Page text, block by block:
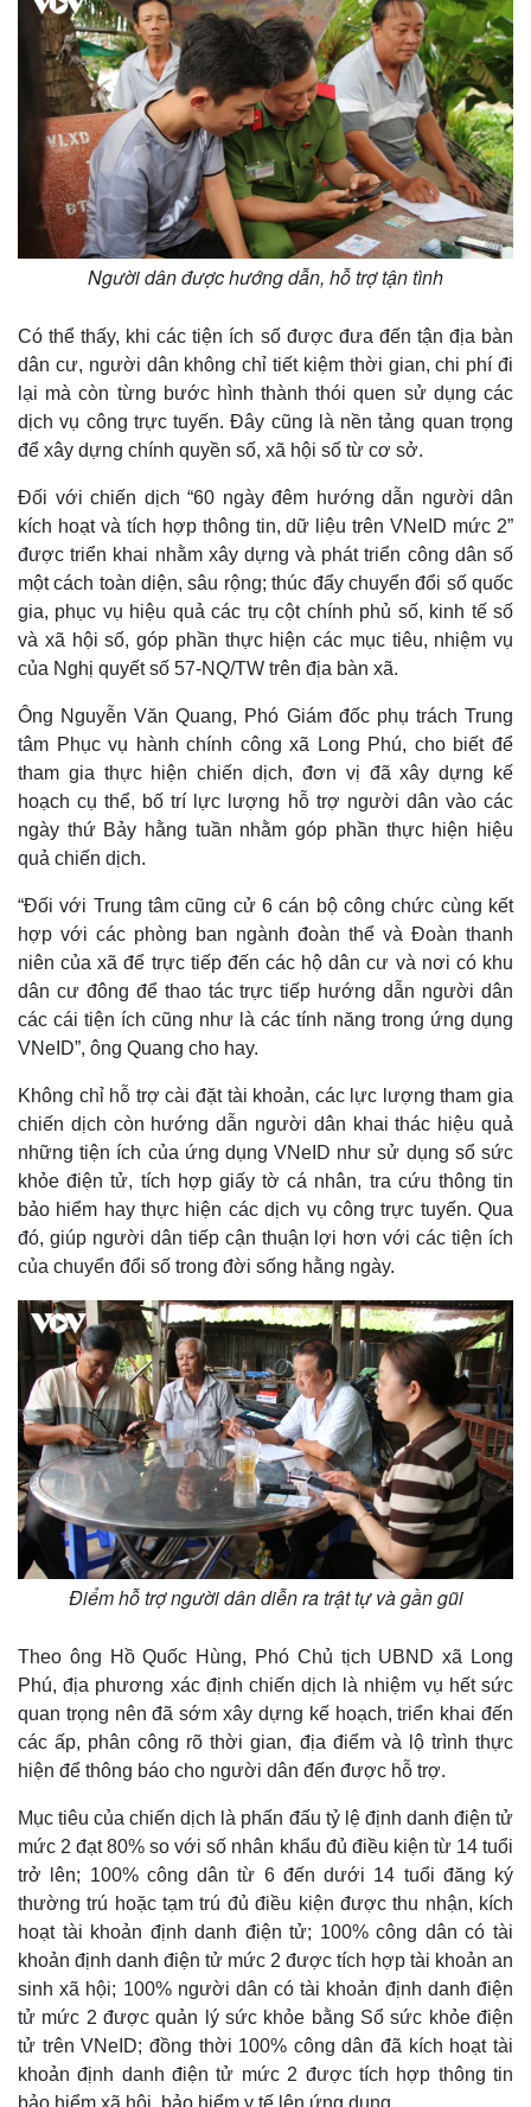
Kinh tế
Bất động sản
Khởi nghiệp
Thị trường
Giá vàng
Tiêu dùng
Tỷ giá
Chứng khoán
Giá cà phê
Người dân được hướng dẫn, hỗ trợ tận tình
Có thể thấy, khi các tiện ích số được đưa đến tận địa bàn
dân cư, người dân không chỉ tiết kiệm thời gian, chi phí đi
lại mà còn từng bước hình thành thói quen sử dụng các
dịch vụ công trực tuyến. Đây cũng là nền tảng quan trọng
để xây dựng chính quyền số, xã hội số từ cơ sở.
Đối với chiến dịch “60 ngày đêm hướng dẫn người dân
kích hoạt và tích hợp thông tin, dữ liệu trên VNeID mức 2”
được triển khai nhằm xây dựng và phát triển công dân số
một cách toàn diện, sâu rộng; thúc đẩy chuyển đổi số quốc
gia, phục vụ hiệu quả các trụ cột chính phủ số, kinh tế số
và xã hội số, góp phần thực hiện các mục tiêu, nhiệm vụ
của Nghị quyết số 57-NQ/TW trên địa bàn xã.
Ông Nguyễn Văn Quang, Phó Giám đốc phụ trách Trung
tâm Phục vụ hành chính công xã Long Phú, cho biết để
tham gia thực hiện chiến dịch, đơn vị đã xây dựng kế
hoạch cụ thể, bố trí lực lượng hỗ trợ người dân vào các
ngày thứ Bảy hằng tuần nhằm góp phần thực hiện hiệu
quả chiến dịch.
“Đối với Trung tâm cũng cử 6 cán bộ công chức cùng kết
hợp với các phòng ban ngành đoàn thể và Đoàn thanh
niên của xã để trực tiếp đến các hộ dân cư và nơi có khu
dân cư đông để thao tác trực tiếp hướng dẫn người dân
các cái tiện ích cũng như là các tính năng trong ứng dụng
VNeID”, ông Quang cho hay.
Không chỉ hỗ trợ cài đặt tài khoản, các lực lượng tham gia
chiến dịch còn hướng dẫn người dân khai thác hiệu quả
những tiện ích của ứng dụng VNeID như sử dụng sổ sức
khỏe điện tử, tích hợp giấy tờ cá nhân, tra cứu thông tin
bảo hiểm hay thực hiện các dịch vụ công trực tuyến. Qua
đó, giúp người dân tiếp cận thuận lợi hơn với các tiện ích
của chuyển đổi số trong đời sống hằng ngày.
Điểm hỗ trợ người dân diễn ra trật tự và gần gũi
Theo ông Hồ Quốc Hùng, Phó Chủ tịch UBND xã Long
Phú, địa phương xác định chiến dịch là nhiệm vụ hết sức
quan trọng nên đã sớm xây dựng kế hoạch, triển khai đến
các ấp, phân công rõ thời gian, địa điểm và lộ trình thực
hiện để thông báo cho người dân đến được hỗ trợ.
Mục tiêu của chiến dịch là phấn đấu tỷ lệ định danh điện tử
mức 2 đạt 80% so với số nhân khẩu đủ điều kiện từ 14 tuổi
trở lên; 100% công dân từ 6 đến dưới 14 tuổi đăng ký
thường trú hoặc tạm trú đủ điều kiện được thu nhận, kích
hoạt tài khoản định danh điện tử; 100% công dân có tài
khoản định danh điện tử mức 2 được tích hợp tài khoản an
sinh xã hội; 100% người dân có tài khoản định danh điện
tử mức 2 được quản lý sức khỏe bằng Sổ sức khỏe điện
tử trên VNeID; đồng thời 100% công dân đã kích hoạt tài
khoản định danh điện tử mức 2 được tích hợp thông tin
bảo hiểm xã hội, bảo hiểm y tế lên ứng dụng.